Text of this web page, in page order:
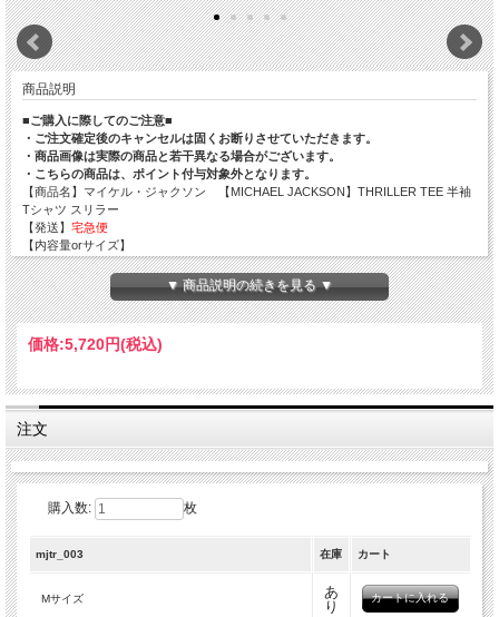
商品説明
■ご購入に際してのご注意■
・ご注文確定後のキャンセルは固くお断りさせていただきます。
・商品画像は実際の商品と若干異なる場合がございます。
・こちらの商品は、ポイント付与対象外となります。
【商品名】マイケル・ジャクソン 【MICHAEL JACKSON】THRILLER TEE 半袖
Tシャツ スリラー
【発送】 宅急便
【内容量orサイズ】
Мサイズ：着丈約70cm 身幅約50cm 肩幅約47cm 袖丈約17cm
Ｌサイズ：着丈約73cm 身幅約55cm 肩幅約51cm 袖丈約18cm
XLサイズ：着丈約74cm 身幅約60cm 肩幅約56cm 袖丈約19cm
【素材】COTTON 100％
【メーカー】
ボブズ
・入荷時期により、プリントデザインや色味に多少の仕様変更がある場合がござい
ます。
・USサイズですので、サイズを必ずご確認のうえご購入をお願い致します。
・海外輸入商品のため交換対応は承れません。製品本体にご納得頂けない不備があ
った場合は、返金対応となりますのでご理解の程宜しくお願いいたします。
ご注文の際は、上記ご理解・ご了承の程宜しくお願い申し上げます。
▼ 商品説明の続きを見る ▼
価格:5,720円(税込)
注文
購入数: 枚
mjtr_003 在庫 カート
Мサイズ
あ
り